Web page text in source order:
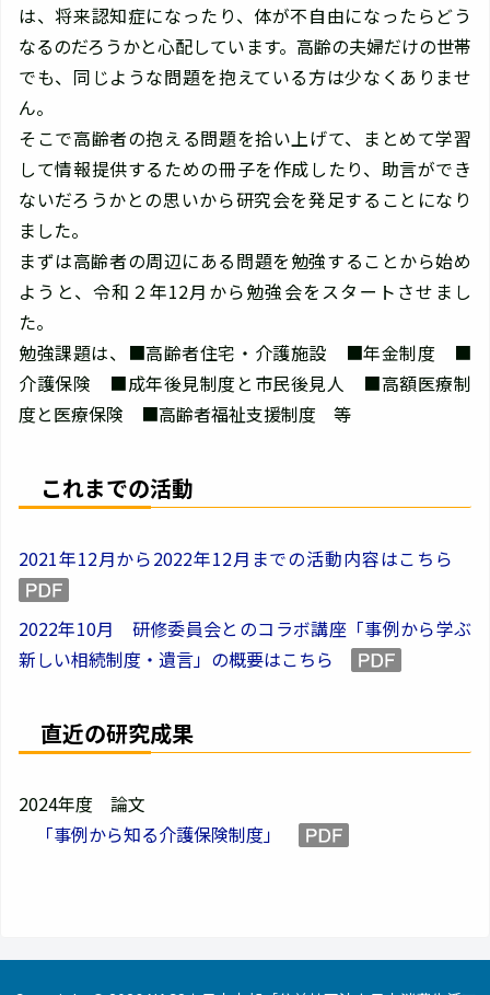
は、将来認知症になったり、体が不自由になったらどう
なるのだろうかと心配しています。高齢の夫婦だけの世帯
でも、同じような問題を抱えている方は少なくありませ
ん。
そこで高齢者の抱える問題を拾い上げて、まとめて学習
して情報提供するための冊子を作成したり、助言ができ
ないだろうかとの思いから研究会を発足することになり
ました。
まずは高齢者の周辺にある問題を勉強することから始め
ようと、令和２年12月から勉強会をスタートさせまし
た。
勉強課題は、■高齢者住宅・介護施設 ■年金制度 ■
介護保険 ■成年後見制度と市民後見人 ■高額医療制
度と医療保険 ■高齢者福祉支援制度 等
これまでの活動
2021年12月から2022年12月までの活動内容はこちら
2022年10月 研修委員会とのコラボ講座「事例から学ぶ
新しい相続制度・遺言」の概要はこちら
直近の研究成果
2024年度 論文
「事例から知る介護保険制度」